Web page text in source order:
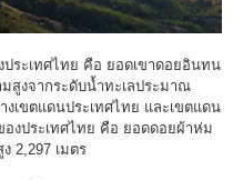
ระเทศไทย คือ ยอดเขาดอยอินทน
สูงจากระดับน้ำทะเลประมาณ
งเขตแดนประเทศไทย และเขตแดน
งประเทศไทย คือ ยอดดอยผ้าห่ม
2,297 เมตร